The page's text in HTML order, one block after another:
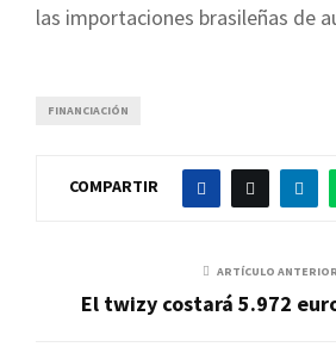
las importaciones brasileñas de
FINANCIACIÓN
COMPARTIR
ARTÍCULO ANTERIOR
El twizy costará 5.972